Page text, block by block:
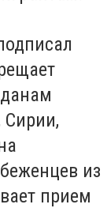
из
прием